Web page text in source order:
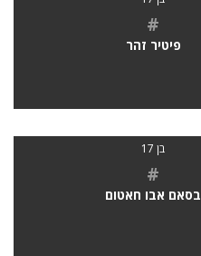
#
פיטיר זהר
בן 17
#
בסאם אבו חאטום